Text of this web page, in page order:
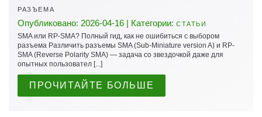
РАЗЪЕМА
Опубликовано: 2026-04-16 | Категории: СТАТЬИ
SMA или RP-SMA? Полный гид, как не ошибиться с выбором
разъема Различить разъемы SMA (Sub-Miniature version A) и RP-
SMA (Reverse Polarity SMA) — задача со звездочкой даже для
опытных пользовател [...]
ПРОЧИТАЙТЕ БОЛЬШЕ